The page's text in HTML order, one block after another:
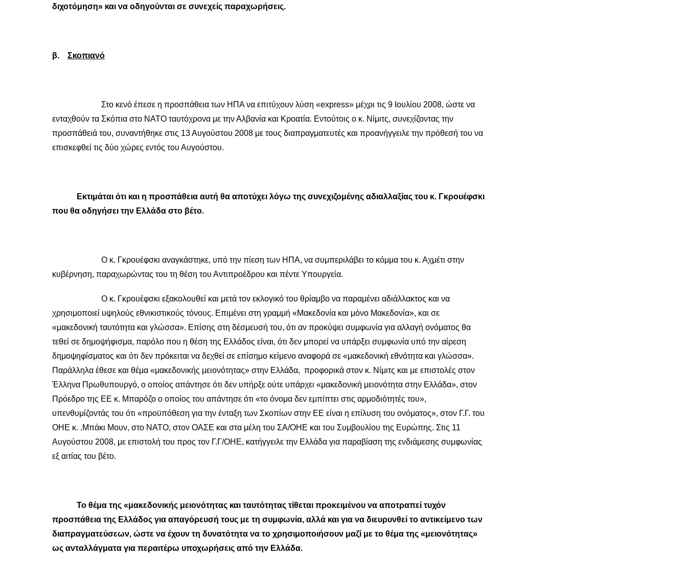
διχοτόμηση» και να οδηγούνται σε συνεχείς παραχωρήσεις.
β. Σκοπιανό
Στο κενό έπεσε η προσπάθεια των ΗΠΑ να επιτύχουν λύση «express» μέχρι τις 9 Ιουλίου 2008, ώστε να
ενταχθούν τα Σκόπια στο ΝΑΤΟ ταυτόχρονα με την Αλβανία και Κροατία. Εντούτοις ο κ. Νίμιτς, συνεχίζοντας την
προσπάθειά του, συναντήθηκε στις 13 Αυγούστου 2008 με τους διαπραγματευτές και προανήγγειλε την πρόθεσή του να
επισκεφθεί τις δύο χώρες εντός του Αυγούστου.
Εκτιμάται ότι και η προσπάθεια αυτή θα αποτύχει λόγω της συνεχιζομένης αδιαλλαξίας του κ. Γκρουέφσκι
που θα οδηγήσει την Ελλάδα στο βέτο.
Ο κ. Γκρουέφσκι αναγκάστηκε, υπό την πίεση των ΗΠΑ, να συμπεριλάβει το κόμμα του κ. Αχμέτι στην
κυβέρνηση, παραχωρώντας του τη θέση του Αντιπροέδρου και πέντε Υπουργεία.
Ο κ. Γκρουέφσκι εξακολουθεί και μετά τον εκλογικό του θρίαμβο να παραμένει αδιάλλακτος και να
χρησιμοποιεί υψηλούς εθνικιστικούς τόνους. Επιμένει στη γραμμή «Μακεδονία και μόνο Μακεδονία», και σε
«μακεδονική ταυτότητα και γλώσσα». Επίσης στη δέσμευσή του, ότι αν προκύψει συμφωνία για αλλαγή ονόματος θα
τεθεί σε δημοψήφισμα, παρόλο που η θέση της Ελλάδος είναι, ότι δεν μπορεί να υπάρξει συμφωνία υπό την αίρεση
δημοψηφίσματος και ότι δεν πρόκειται να δεχθεί σε επίσημο κείμενο αναφορά σε «μακεδονική εθνότητα και γλώσσα».
Παράλληλα έθεσε και θέμα «μακεδονικής μειονότητας» στην Ελλάδα, προφορικά στον κ. Νίμιτς και με επιστολές στον
Έλληνα Πρωθυπουργό, ο οποίος απάντησε ότι δεν υπήρξε ούτε υπάρχει «μακεδονική μειονότητα στην Ελλάδα», στον
Πρόεδρο της ΕΕ κ. Μπαρόζο ο οποίος του απάντησε ότι «το όνομα δεν εμπίπτει στις αρμοδιότητές του»,
υπενθυμίζοντάς του ότι «προϋπόθεση για την ένταξη των Σκοπίων στην ΕΕ είναι η επίλυση του ονόματος», στον Γ.Γ. του
ΟΗΕ κ. .Μπάκι Μουν, στο ΝΑΤΟ, στον ΟΑΣΕ και στα μέλη του ΣΑ/ΟΗΕ και του Συμβουλίου της Ευρώπης. Στις 11
Αυγούστου 2008, με επιστολή του προς τον Γ.Γ/ΟΗΕ, κατήγγειλε την Ελλάδα για παραβίαση της ενδιάμεσης συμφωνίας
εξ αιτίας του βέτο.
Το θέμα της «μακεδονικής μειονότητας και ταυτότητας τίθεται προκειμένου να αποτραπεί τυχόν
προσπάθεια της Ελλάδος για απαγόρευσή τους με τη συμφωνία, αλλά και για να διευρυνθεί το αντικείμενο των
διαπραγματεύσεων, ώστε να έχουν τη δυνατότητα να το χρησιμοποιήσουν μαζί με το θέμα της «μειονότητας»
ως ανταλλάγματα για περαιτέρω υποχωρήσεις από την Ελλάδα.